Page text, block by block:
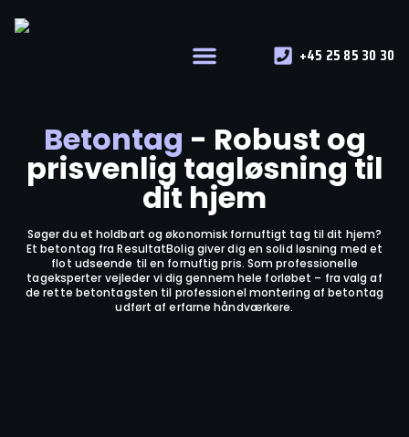
+45 25 85 30 30
Betontag - Robust og
prisvenlig tagløsning til
dit hjem
Søger du et holdbart og økonomisk fornuftigt tag til dit hjem?
Et betontag fra ResultatBolig giver dig en solid løsning med et
flot udseende til en fornuftig pris. Som professionelle
tageksperter vejleder vi dig gennem hele forløbet – fra valg af
de rette betontagsten til professionel montering af betontag
udført af erfarne håndværkere.